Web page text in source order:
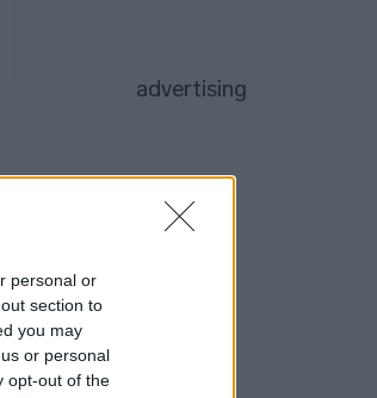
personal or
section to
you may
or personal
opt-out of the
204,6 εκατ. ευρώ
Σκέρτσος: «Το ΠΑΣΟΚ υποκαθιστά την
οικονομική ανάλυση με πολιτική
21:27
Υπ. Παιδείας: 3,35 εκατ. ευρώ στο
Πανεπιστήμιο Κρήτης για το
στεγαστικό επίδομα των φοιτητών
Η UEFA συνεχίζει το μποϊκοτάζ του